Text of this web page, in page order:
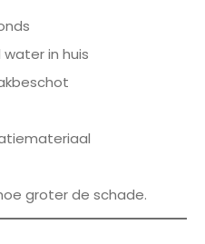
in huis
groter de schade.